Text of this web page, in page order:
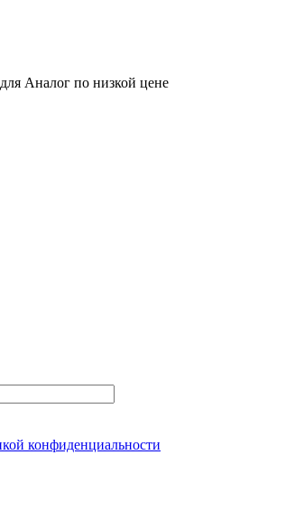
конфиденциальности